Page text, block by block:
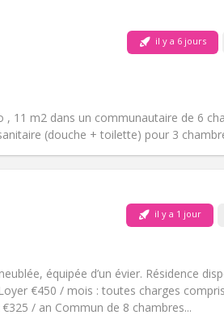
il y a 6 jours
, 11 m2 dans un communautaire de 6
(douche + toilette) pour 3
Autre
Animaux de compagnie:Non
il y a 1 jour
équipée d’un évier. Résidence
€450 / mois : toutes charges
/ an Commun de 8 chambres...
Autre
Atmosphère:Studieuse,
Non-fumeur
Animaux de compagnie:Non